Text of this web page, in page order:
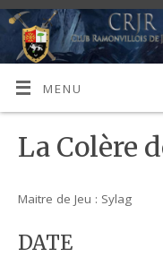
MENU
La Colère
Maitre de Jeu : Sylag
DATE